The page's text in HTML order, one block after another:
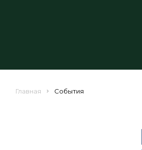
Главная События